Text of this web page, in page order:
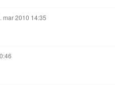
mar 2010 14:35